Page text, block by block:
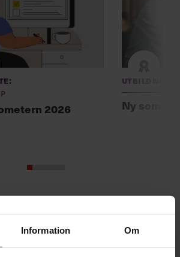
Information Om
2026
Utbildning
Ny som
partiledare